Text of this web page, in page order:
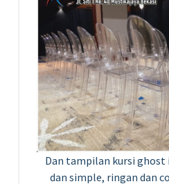
Dan tampilan kursi ghost
dan simple, ringan dan